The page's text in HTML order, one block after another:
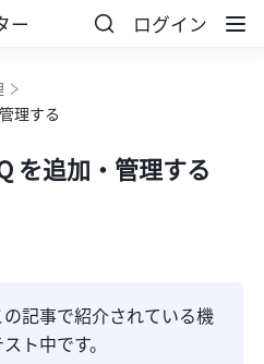
ー ログイン
理する
を追加・管理する
の記事で紹介されている機
ト中です。